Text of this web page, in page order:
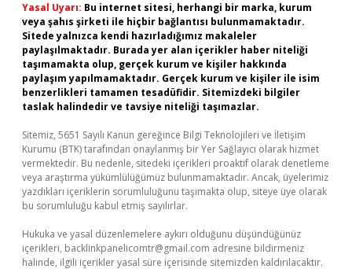
Yasal Uyarı: Bu internet sitesi, herhangi bir marka, kurum
veya şahıs şirketi ile hiçbir bağlantısı bulunmamaktadır.
Sitede yalnızca kendi hazırladığımız makaleler
paylaşılmaktadır. Burada yer alan içerikler haber niteliği
taşımamakta olup, gerçek kurum ve kişiler hakkında
paylaşım yapılmamaktadır. Gerçek kurum ve kişiler ile isim
benzerlikleri tamamen tesadüfidir. Sitemizdeki bilgiler
taslak halindedir ve tavsiye niteliği taşımazlar.
Sitemiz, 5651 Sayılı Kanun gereğince Bilgi Teknolojileri ve İletişim
Kurumu (BTK) tarafından onaylanmış bir Yer Sağlayıcı olarak hizmet
vermektedir. Bu nedenle, sitedeki içerikleri proaktif olarak denetleme
veya araştırma yükümlülüğümüz bulunmamaktadır. Ancak, üyelerimiz
yazdıkları içeriklerin sorumluluğunu taşımakta olup, siteye üye olarak
bu sorumluluğu kabul etmiş sayılırlar.
Hukuka ve yasal düzenlemelere aykırı olduğunu düşündüğünüz
içerikleri, backlinkpanelicomtr@gmail.com adresine bildirmeniz
halinde, ilgili içerikler yasal süre içerisinde sitemizden kaldırılacaktır.